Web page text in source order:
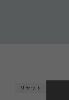
リセット